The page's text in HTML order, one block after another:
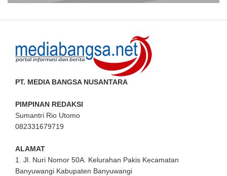
PT. MEDIA BANGSA NUSANTARA
PIMPINAN REDAKSI
Sumantri Rio Utomo
082331679719
ALAMAT
1. Jl. Nuri Nomor 50A. Kelurahan Pakis Kecamatan
Banyuwangi Kabupaten Banyuwangi